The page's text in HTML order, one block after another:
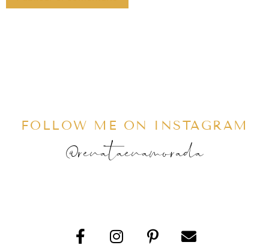
FOLLOW ME ON INSTAGRAM
@renataenamorada